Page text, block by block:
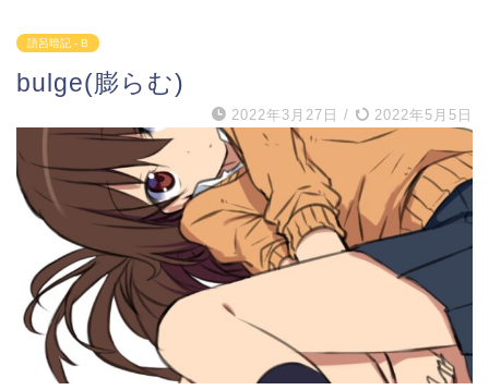
語呂暗記 - B
bulge(膨らむ)
2022年3月27日 / 2022年5月5日